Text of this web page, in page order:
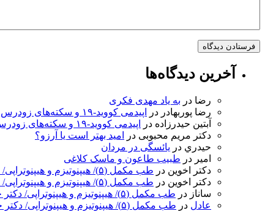
آخرین دیدگاه‌ها
رضا در به ‌یاد مهدی فکری
رضا پوربهادر در
اپیدمی کووید-۱۹ و سکته‌های زودرس قلبی
آبتین حیدرزاده در
اپیدمی کووید-۱۹ و سکته‌های زودرس قلبی
دکتر مریم محبوبی در
امید بهتر است یا آرزو؟
حيدري در یائسگی در مردان
امیر در طبیب طاعون و ماسک کلاغی
دکتر اخوین در طب مکمل (۵)/ هیپنوتیزم و هیپنوتراپی/ دکتر حمید اخوین
دکتر اخوین در طب مکمل (۵)/ هیپنوتیزم و هیپنوتراپی/ دکتر حمید اخوین
ساناز در طب مکمل (۵)/ هیپنوتیزم و هیپنوتراپی/ دکتر حمید اخوین
عادل در طب مکمل (۵)/ هیپنوتیزم و هیپنوتراپی/ دکتر حمید اخوین